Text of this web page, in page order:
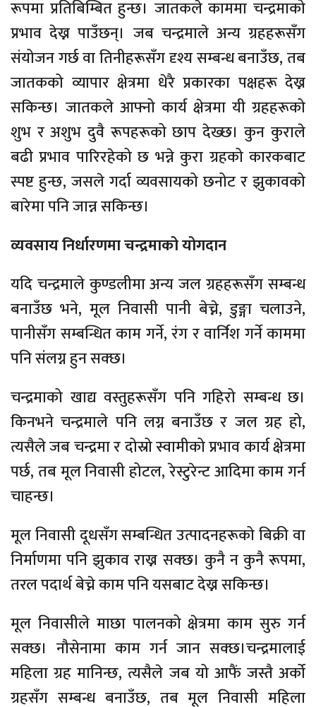
रूपमा प्रतिबिम्बित हुन्छ। जातकले काममा चन्द्रमाको
प्रभाव देख्न पाउँछन्। जब चन्द्रमाले अन्य ग्रहहरूसँग
संयोजन गर्छ वा तिनीहरूसँग दृश्य सम्बन्ध बनाउँछ, तब
जातकको व्यापार क्षेत्रमा धेरै प्रकारका पक्षहरू देख्न
सकिन्छ। जातकले आफ्नो कार्य क्षेत्रमा यी ग्रहहरूको
शुभ र अशुभ दुवै रूपहरूको छाप देख्छ। कुन कुराले
बढी प्रभाव पारिरहेको छ भन्ने कुरा ग्रहको कारकबाट
स्पष्ट हुन्छ, जसले गर्दा व्यवसायको छनोट र झुकावको
बारेमा पनि जान्न सकिन्छ।
व्यवसाय निर्धारणमा चन्द्रमाको योगदान
यदि चन्द्रमाले कुण्डलीमा अन्य जल ग्रहहरूसँग सम्बन्ध
बनाउँछ भने, मूल निवासी पानी बेच्ने, डुङ्गा चलाउने,
पानीसँग सम्बन्धित काम गर्ने, रंग र वार्निश गर्ने काममा
पनि संलग्न हुन सक्छ।
चन्द्रमाको खाद्य वस्तुहरूसँग पनि गहिरो सम्बन्ध छ।
किनभने चन्द्रमाले पनि लग्न बनाउँछ र जल ग्रह हो,
त्यसैले जब चन्द्रमा र दोस्रो स्वामीको प्रभाव कार्य क्षेत्रमा
पर्छ, तब मूल निवासी होटल, रेस्टुरेन्ट आदिमा काम गर्न
चाहन्छ।
मूल निवासी दूधसँग सम्बन्धित उत्पादनहरूको बिक्री वा
निर्माणमा पनि झुकाव राख्न सक्छ। कुनै न कुनै रूपमा,
तरल पदार्थ बेच्ने काम पनि यसबाट देख्न सकिन्छ।
मूल निवासीले माछा पालनको क्षेत्रमा काम सुरु गर्न
सक्छ। नौसेनामा काम गर्न जान सक्छ।चन्द्रमालाई
महिला ग्रह मानिन्छ, त्यसैले जब यो आफैं जस्तै अर्को
ग्रहसँग सम्बन्ध बनाउँछ, तब मूल निवासी महिला